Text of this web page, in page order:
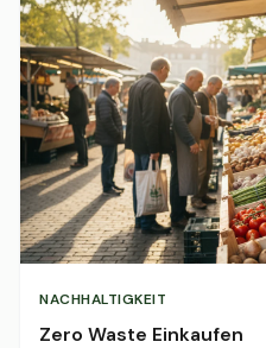
NACHHALTIGKEIT
Zero Waste Einkaufen